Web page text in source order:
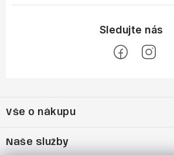
p
t
Vše o nákupu
Naše služby